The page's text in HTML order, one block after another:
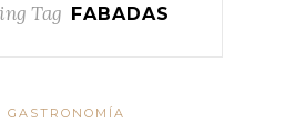
Tag FABADAS
GASTRONOMÍA